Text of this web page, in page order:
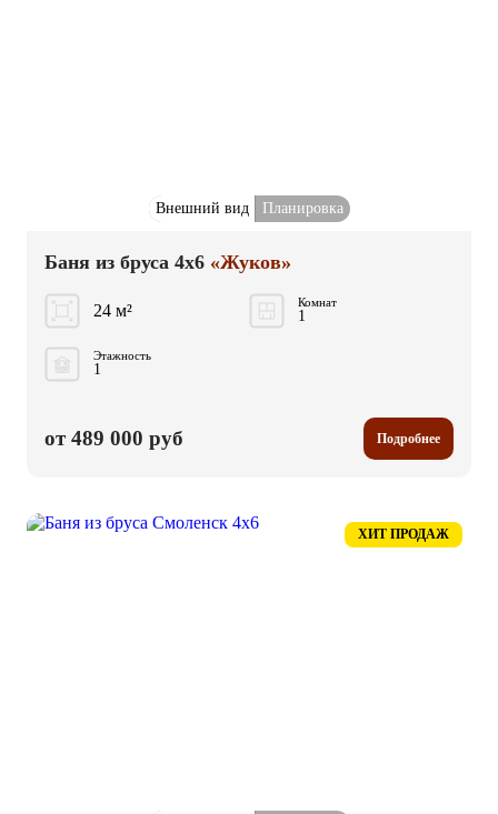
Внешний вид Планировка
Баня из бруса 4x6 «Жуков»
24 м² Комнат
1
Этажность
1
от 489 000 руб Подробнее
ХИТ ПРОДАЖ